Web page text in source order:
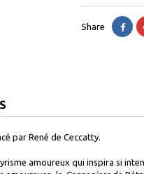
Share
par René de Ceccatty.
amoureux qui inspira si